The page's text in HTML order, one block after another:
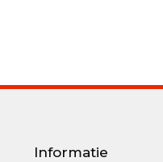
Informatie